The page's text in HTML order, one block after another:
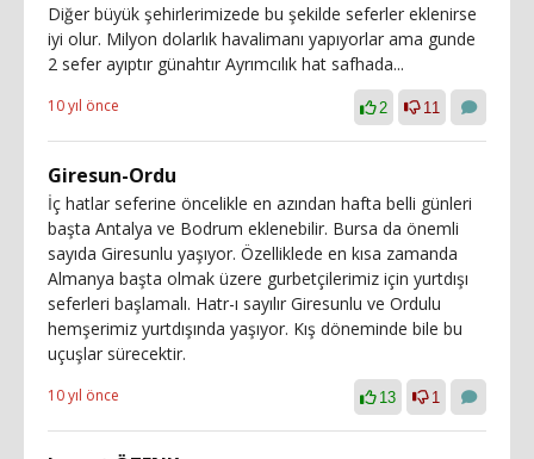
Diğer büyük şehirlerimizede bu şekilde seferler eklenirse
iyi olur. Milyon dolarlık havalimanı yapıyorlar ama gunde
2 sefer ayıptır günahtır Ayrımcılık hat safhada...
10 yıl önce 2 11
Giresun-Ordu
İç hatlar seferine öncelikle en azından hafta belli günleri
başta Antalya ve Bodrum eklenebilir. Bursa da önemli
sayıda Giresunlu yaşıyor. Özelliklede en kısa zamanda
Almanya başta olmak üzere gurbetçilerimiz için yurtdışı
seferleri başlamalı. Hatr-ı sayılır Giresunlu ve Ordulu
hemşerimiz yurtdışında yaşıyor. Kış döneminde bile bu
uçuşlar sürecektir.
10 yıl önce 13 1